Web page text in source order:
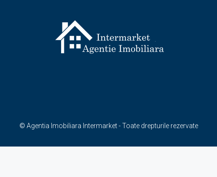
© Agentia Imobiliara Intermarket - Toate drepturile rezervate